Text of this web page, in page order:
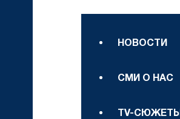
НОВОСТИ
СМИ О НАС
TV-СЮЖЕТЫ